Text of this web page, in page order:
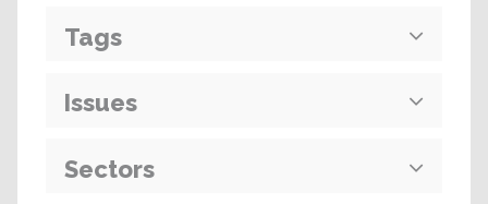
Tags
Issues
Sectors